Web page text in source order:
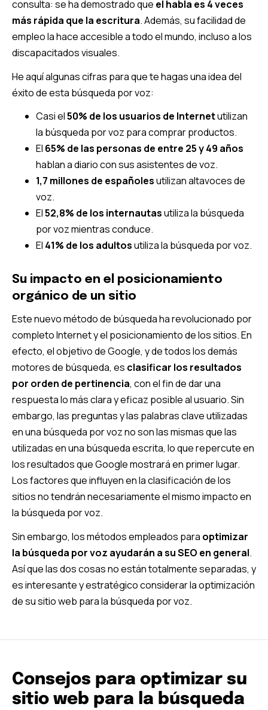
consulta: se ha demostrado que el habla es 4 veces
más rápida que la escritura. Además, su facilidad de
empleo la hace accesible a todo el mundo, incluso a los
discapacitados visuales.
He aquí algunas cifras para que te hagas una idea del
éxito de esta búsqueda por voz:
Casi el50% de los usuarios de Internetutilizan
la búsqueda por voz para comprar productos.
El 65% de las personas de entre 25 y 49 años
hablan a diario con sus asistentes de voz.
1,7 millones de españolesutilizan altavoces de
voz.
El52,8% de los internautasutiliza la búsqueda
por voz mientras conduce.
El 41% de los adultosutiliza la búsqueda por voz.
Su impacto en el posicionamiento
orgánico de un sitio
Este nuevo método de búsqueda ha revolucionado por
completo Internet y el posicionamiento de los sitios. En
efecto, el objetivo de Google, y de todos los demás
motores de búsqueda, es clasificar los resultados
por orden de pertinencia, con el fin de dar una
respuesta lo más clara y eficaz posible al usuario. Sin
embargo, las preguntas y las palabras clave utilizadas
en una búsqueda por voz no son las mismas que las
utilizadas en una búsqueda escrita, lo que repercute en
los resultados que Google mostrará en primer lugar.
Los factores que influyen en la clasificación de los
sitios no tendrán necesariamente el mismo impacto en
la búsqueda por voz.
Sin embargo, los métodos empleados para optimizar
la búsqueda por voz ayudarán a su SEO en general.
Así que las dos cosas no están totalmente separadas, y
es interesante y estratégico considerar la optimización
de su sitio web para la búsqueda por voz.
Consejos para optimizar su
sitio web para la búsqueda